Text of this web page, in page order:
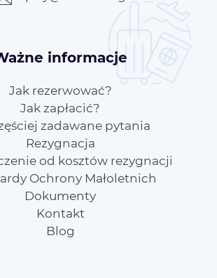
informacje
Jak rezerwować?
Jak zapłacić?
zadawane pytania
Rezygnacja
od kosztów rezygnacji
Ochrony Małoletnich
Dokumenty
Kontakt
Blog